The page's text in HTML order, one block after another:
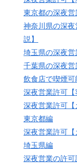
東京都の深夜営
神奈川県の深
説】
埼玉県の深夜営
千葉県の深夜営
飲食店で喫煙
深夜営業許可【
深夜営業許可【
東京都編
深夜営業許可【
埼玉県編
深夜営業の許可